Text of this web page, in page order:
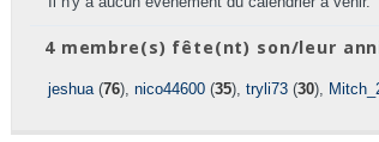
4 membre(s) fête(nt) son/leur
jeshua(76), nico44600 (35), tryli73 (30),